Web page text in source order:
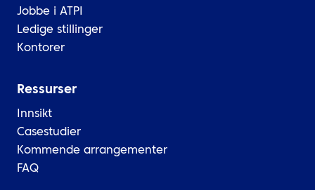
Jobbe i ATPI
Ledige stillinger
Kontorer
Ressurser
Innsikt
Casestudier
Kommende arrangementer
FAQ